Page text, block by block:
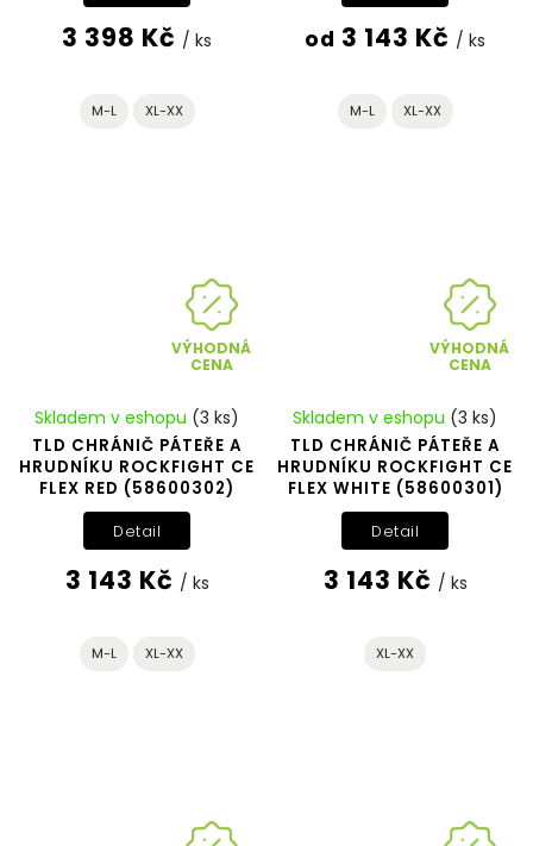
3 398 Kč / ks
M-L XL-XX
od 3 143 Kč / ks
M-L XL-XX
VÝHODNÁ
CENA
TLD CHRÁNIČ PÁTEŘE A
HRUDNÍKU ROCKFIGHT CE
FLEX RED (58600302)
Skladem v eshopu (3 ks)
3 143 Kč / ks
Detail
M-L XL-XX
VÝHODNÁ
CENA
TLD CHRÁNIČ PÁTEŘE A
HRUDNÍKU ROCKFIGHT CE
FLEX WHITE (58600301)
Skladem v eshopu (3 ks)
3 143 Kč / ks
Detail
XL-XX